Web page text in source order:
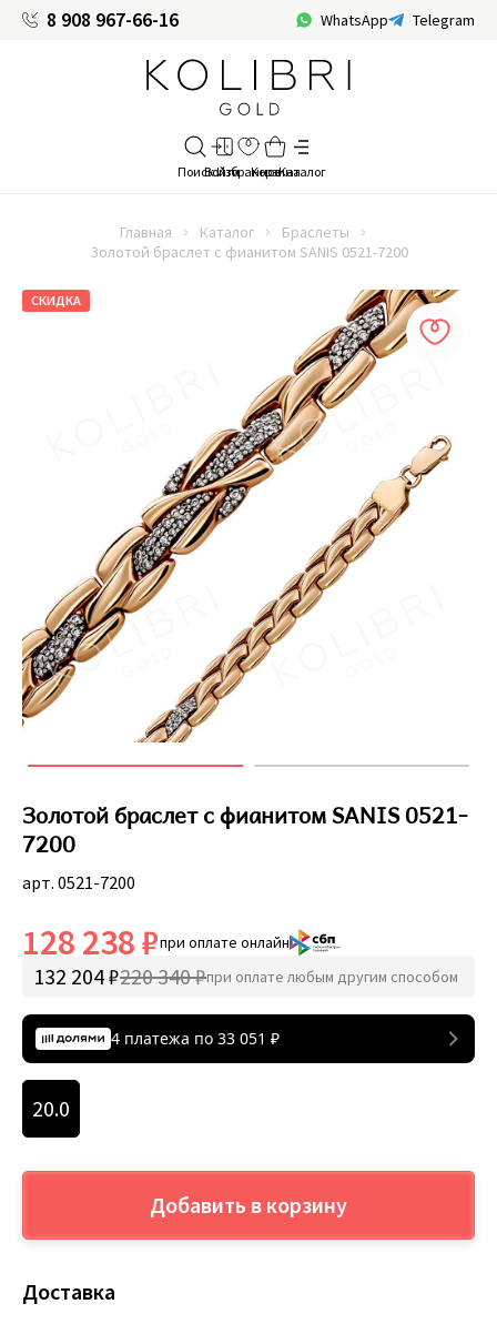
8 908 967-66-16 WhatsApp Telegram
Главная Каталог
Браслеты
Золотой браслет с фианитом SANIS 0521-7200
СКИДКА
Золотой браслет с фианитом SANIS 0521-
7200
арт. 0521-7200
128 238 ₽при оплате онлайн
132 204 ₽220 340 ₽при оплате любым другим способом
4 платежа по 33 051 ₽
20.0
Добавить в корзину
Доставка